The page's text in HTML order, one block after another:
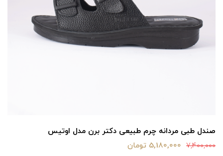
صندل طبی مردانه چرم طبیعی دکتر برن مدل اوتیس
7,400,000 5,180,000 تومان